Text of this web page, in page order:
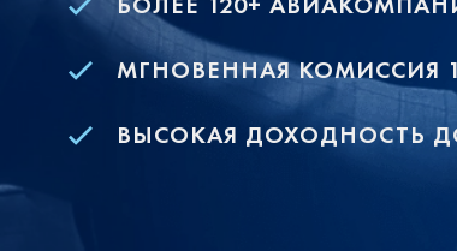
МГНОВЕННАЯ КОМИССИЯ
ВЫСОКАЯ ДОХОДНОСТЬ